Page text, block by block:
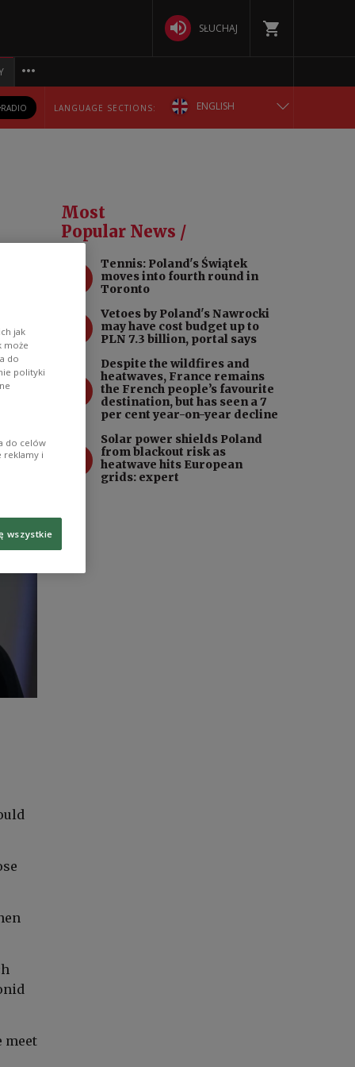
SŁUCHAJ
RADIO LANGUAGE SECTIONS: ENGLISH
РУССКИЙ
УКРАЇНСЬКА
a
meet
Most
Popular News /
Tennis: Poland's Świątek
moves into fourth round in
Toronto
Vetoes by Poland's Nawrocki
may have cost budget up to
PLN 7.3 billion, portal says
Despite the wildfires and
heatwaves, France remains
the French people’s favourite
destination, but has seen a 7
per cent year-on-year decline
Solar power shields Poland
from blackout risk as
heatwave hits European
grids: expert
jak
może
do
polityki
do celów
reklamy i
wszystkie